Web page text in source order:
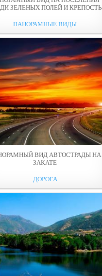
ЗЕЛЕНЫХ ПОЛЕЙ И КРЕПОСТЬ
ПАНОРАМНЫЕ ВИДЫ
ВИД АВТОСТРАДЫ НА
ЗАКАТЕ
ДОРОГА